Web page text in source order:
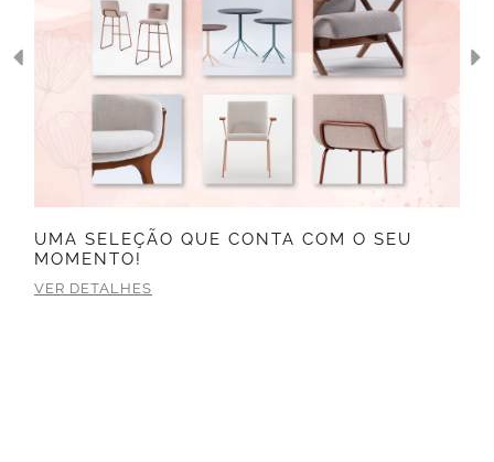
UMA SELEÇÃO QUE CONTA COM O SEU
MOMENTO!
VER DETALHES